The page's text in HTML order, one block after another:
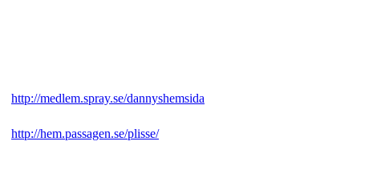
http://medlem.spray.se/dannyshemsida
http://hem.passagen.se/plisse/